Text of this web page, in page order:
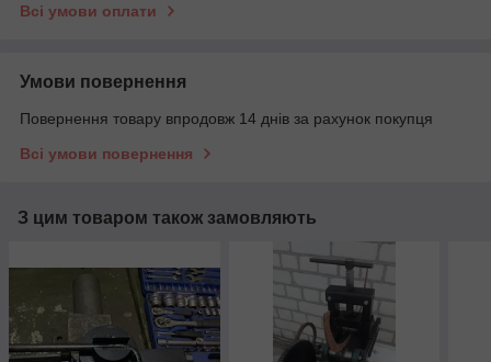
Всі умови оплати
Умови повернення
Повернення товару впродовж 14 днів за рахунок покупця
Всі умови повернення
З цим товаром також замовляють